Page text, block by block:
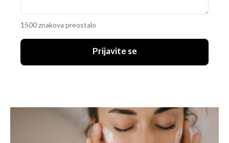
1500 znakova preostalo
Prijavite se